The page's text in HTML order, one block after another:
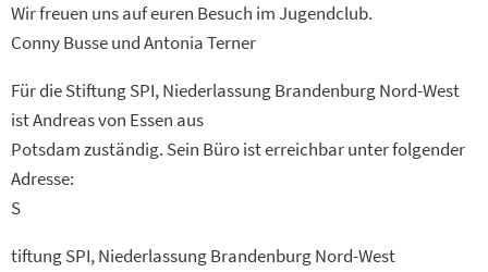
Wir freuen uns auf euren Besuch im Jugendclub.
Conny Busse und Antonia Terner
Für die Stiftung SPI, Niederlassung Brandenburg Nord-West
ist Andreas von Essen aus
Potsdam zuständig. Sein Büro ist erreichbar unter folgender
Adresse:
S
tiftung SPI, Niederlassung Brandenburg Nord-West